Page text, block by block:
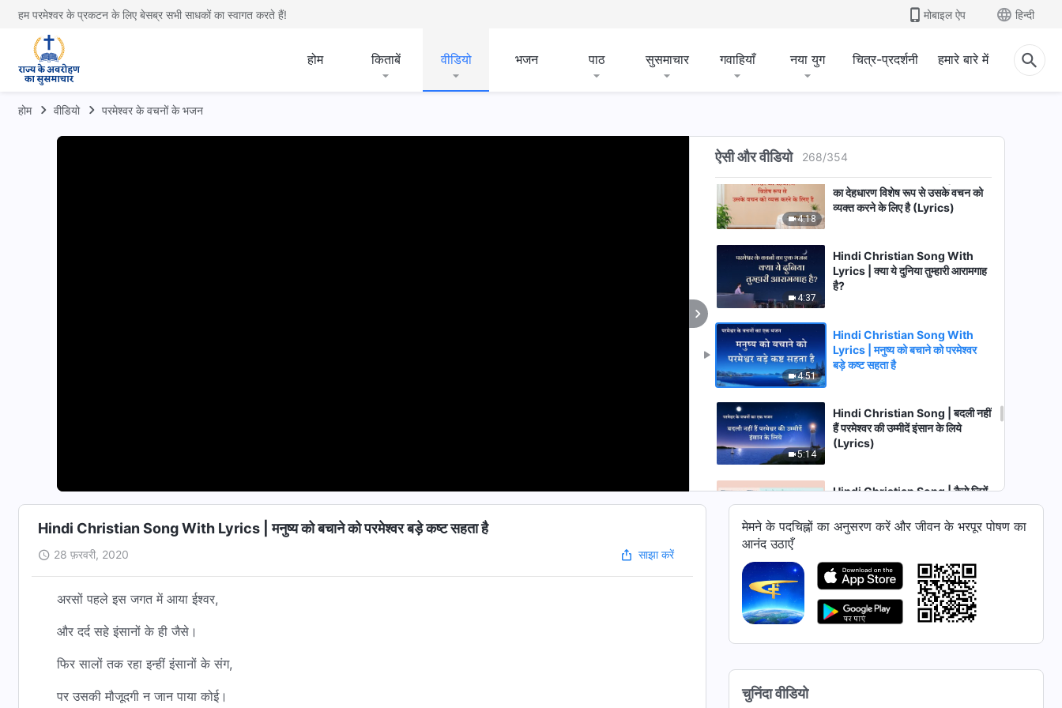
हम परमेश्वर के प्रकटन के लिए बेसब्र सभी साधकों का स्वागत करते हैं! मोबाइल ऐप हिन्दी
होम किताबें वीडियो भजन पाठ सुसमाचार गवाहियाँ नया युग चित्र-प्रदर्शनी हमारे बारे में
होम वीडियो परमेश्वर के वचनों के भजन
ऐसी और वीडियो 268/354
5:26
Hindi Christian Song With
जीवन का?
6:16
4:18
Hindi Christian Song | परमेश्वर
का देहधारण विशेष रूप से उसके वचन को
व्यक्त करने के लिए है (Lyrics)
4:37
Hindi Christian Song With
Lyrics | क्या ये दुनिया तुम्हारी आरामगाह
है?
4:51
Hindi Christian Song With
Lyrics | मनुष्य को बचाने को परमेश्वर
बड़े कष्ट सहता है
5:14
Hindi Christian Song | बदली नहीं
हैं परमेश्वर की उम्मीदें इंसान के लिये
(Lyrics)
3:46
Hindi Christian Song | कैसे जियें
आज्ञाकारी जीवन (Lyrics)
6:49
Hindi Christian Song | आज का
सत्य उन्हें दिया जाता है जो उसके लिए
लालसा और उसकी खोज करते हैं
6:58
Hindi Christian Song | जीत का
Hindi Christian Song With Lyrics | मनुष्य को बचाने को परमेश्वर बड़े कष्ट सहता है
28 फ़रवरी, 2020 साझा करें
अरसों पहले इस जगत में आया ईश्वर,
और दर्द सहे इंसानों के ही जैसे।
फिर सालों तक रहा इन्हीं इंसानों के संग,
पर उसकी मौजूदगी न जान पाया कोई।
मेमने के पदचिह्नों का अनुसरण करें और जीवन के भरपूर पोषण का
आनंद उठाएँ
चुनिंदा वीडियो